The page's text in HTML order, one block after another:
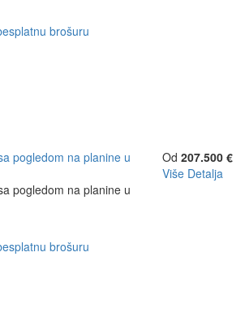
brošuru
pogledom na planine u
pogledom na planine u
brošuru
Od 207.500 €
Više Detalja